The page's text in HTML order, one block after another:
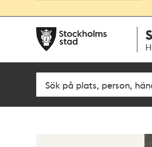
navigationen
huvudinnehållet
Fritextsök